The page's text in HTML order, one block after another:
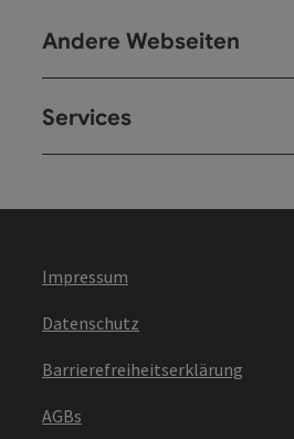
Andere Webseiten
Services
Impressum
Datenschutz
Barrierefreiheitserklärung
AGBs